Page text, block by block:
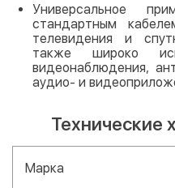
Универсальное
стандартным
телевидения и
также широко
видеонаблюдения,
аудио- и
Технические
Марка